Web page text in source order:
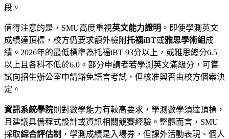
段。
值得注意的是，SMU高度重視英文能力證明 。即使學測英文
成績達頂標，校方仍要求額外檢附托福iBT或雅思學術組成
績。2026年的最低標準為托福iBT 93分以上，或雅思總分6.5
以上且各科不低於6.0。部分申請者若學測英文滿級分，可嘗
試向招生辦公室申請豁免語言考試，但核准與否由校方個案決
定。
資訊系統學院則對數學能力有較高要求，學測數學須達頂標，
且建議具備程式設計或資訊相關競賽經驗。整體而言，SMU
採取綜合評估制 ，學測成績是入場券，但課外活動表現、個人